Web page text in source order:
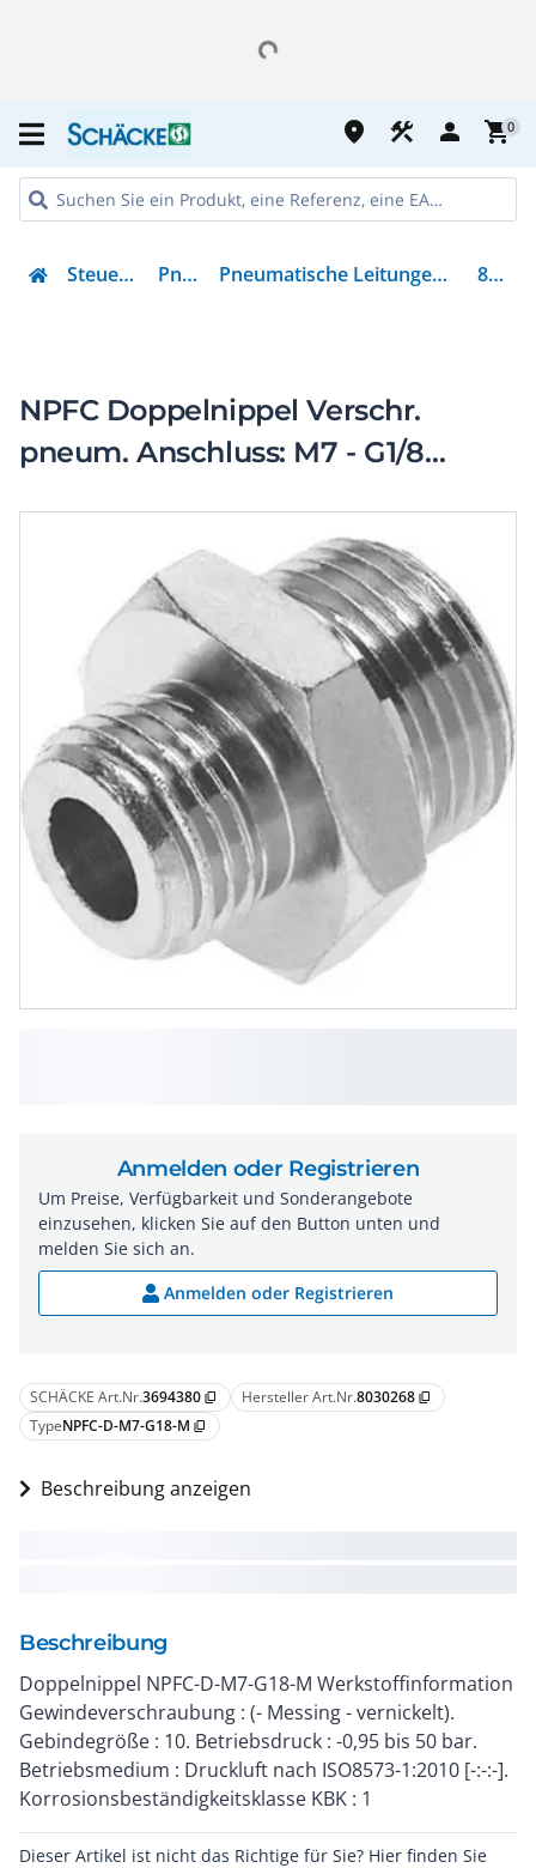
place construction person shopping_cart0
Steuern & Regeln Pneumatik Pneumatische Leitungen und Leitungsverbindungen 8030268
NPFC Doppelnippel Verschr.
pneum. Anschluss: M7 - G1/8
SCHÄCKE Art.Nr.3694380 content_copy Hersteller Art.Nr.8030268 content_copy
TypeNPFC-D-M7-G18-M content_copy
Beschreibung anzeigen
Beschreibung
Doppelnippel NPFC-D-M7-G18-M Werkstoffinformation
Gewindeverschraubung : (- Messing - vernickelt).
Gebindegröße : 10. Betriebsdruck : -0,95 bis 50 bar.
Betriebsmedium : Druckluft nach ISO8573-1:2010 [-:-:-].
Korrosionsbeständigkeitsklasse KBK : 1
Dieser Artikel ist nicht das Richtige für Sie? Hier finden Sie
Anmelden oder Registrieren
Um Preise, Verfügbarkeit und Sonderangebote
einzusehen, klicken Sie auf den Button unten und
melden Sie sich an.
Anmelden oder Registrieren